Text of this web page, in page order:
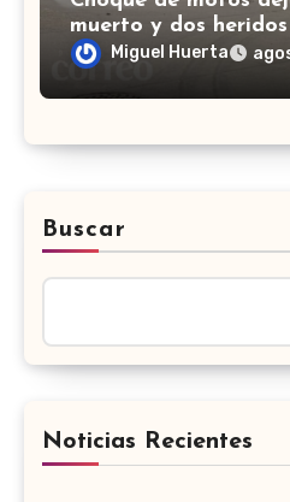
muerto y dos
Presidentes, en León
Miguel Huerta
Buscar
Noticias Recientes